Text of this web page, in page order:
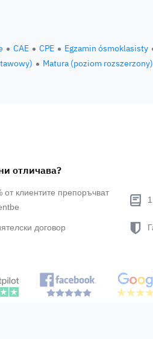
CAE CPE Egzamin ósmoklasisty
Matura (poziom rozszerzony)
отличава?
от клиентите препоръчват
договор